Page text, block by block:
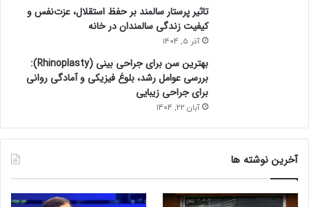
تاثیر پرستار سالمند بر حفظ استقلال، عزت‌نفس و
کیفیت زندگی سالمندان در خانه
آذر 5, 1404
بهترین سن برای جراحی بینی (Rhinoplasty):
بررسی عوامل رشد، بلوغ فیزیکی و آمادگی روانی
برای جراحی زیبایی
آبان 22, 1404
آخرین نوشته ها